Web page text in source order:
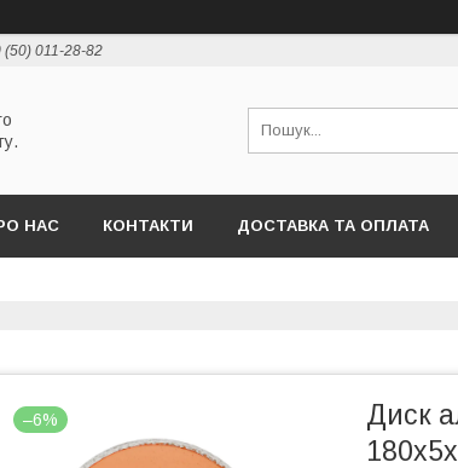
(50) 011-28-82
НАС КОНТАКТИ ДОСТАВКА ТА ОПЛАТА
–6%
Диск